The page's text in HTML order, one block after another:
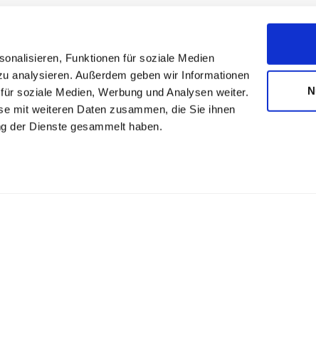
Funktionen für soziale Medien
analysieren. Außerdem geben wir Informationen
soziale Medien, Werbung und Analysen weiter.
mit weiteren Daten zusammen, die Sie ihnen
der Dienste gesammelt haben.